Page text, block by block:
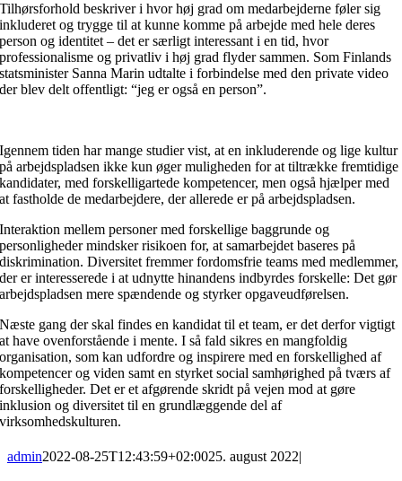
Tilhørsforhold beskriver i hvor høj grad om medarbejderne føler sig
inkluderet og trygge til at kunne komme på arbejde med hele deres
person og identitet – det er særligt interessant i en tid, hvor
professionalisme og privatliv i høj grad flyder sammen. Som Finlands
statsminister Sanna Marin udtalte i forbindelse med den private video
der blev delt offentligt: “jeg er også en person”.
Igennem tiden har mange studier vist, at en inkluderende og lige kultur
på arbejdspladsen ikke kun øger muligheden for at tiltrække fremtidige
kandidater, med forskelligartede kompetencer, men også hjælper med
at fastholde de medarbejdere, der allerede er på arbejdspladsen.
Interaktion mellem personer med forskellige baggrunde og
personligheder mindsker risikoen for, at samarbejdet baseres på
diskrimination. Diversitet fremmer fordomsfrie teams med medlemmer,
der er interesserede i at udnytte hinandens indbyrdes forskelle: Det gør
arbejdspladsen mere spændende og styrker opgaveudførelsen.
Næste gang der skal findes en kandidat til et team, er det derfor vigtigt
at have ovenforstående i mente. I så fald sikres en mangfoldig
organisation, som kan udfordre og inspirere med en forskellighed af
kompetencer og viden samt en styrket social samhørighed på tværs af
forskelligheder. Det er et afgørende skridt på vejen mod at gøre
inklusion og diversitet til en grundlæggende del af
virksomhedskulturen.
admin2022-08-25T12:43:59+02:0025. august 2022|